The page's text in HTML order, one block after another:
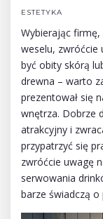
ESTETYKA
Wybierając firmę,
weselu, zwróćcie
być obity skórą
drewna – warto
prezentował się
wnętrza. Dobrze
atrakcyjny i
przypatrzyć się
zwróćcie uwagę
serwowania
barze świadczą